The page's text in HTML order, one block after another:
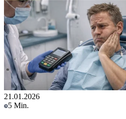
21.01.2026
5 Min.